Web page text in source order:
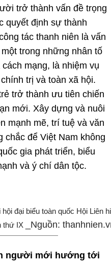
trở thành vấn đề trọng
quyết định sự thành
tác thanh niên là vấn
trong những nhân tố
mạng, là nhiệm vụ
trị và toàn xã hội.
trở thành ưu tiên chiến
mới. Xây dựng và nuôi
mạnh mẽ, trí tuệ và văn
chắc để Việt Nam không
gia phát triển, biểu
và ý chí dân tộc.
đại biểu toàn quốc Hội Liên
thứ IX
_Nguồn:
người mới hướng tới